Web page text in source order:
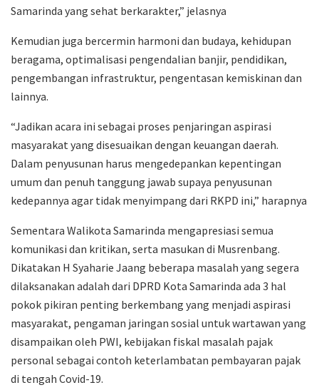
Samarinda yang sehat berkarakter,” jelasnya
Kemudian juga bercermin harmoni dan budaya, kehidupan
beragama, optimalisasi pengendalian banjir, pendidikan,
pengembangan infrastruktur, pengentasan kemiskinan dan
lainnya.
“Jadikan acara ini sebagai proses penjaringan aspirasi
masyarakat yang disesuaikan dengan keuangan daerah.
Dalam penyusunan harus mengedepankan kepentingan
umum dan penuh tanggung jawab supaya penyusunan
kedepannya agar tidak menyimpang dari RKPD ini,” harapnya
Sementara Walikota Samarinda mengapresiasi semua
komunikasi dan kritikan, serta masukan di Musrenbang.
Dikatakan H Syaharie Jaang beberapa masalah yang segera
dilaksanakan adalah dari DPRD Kota Samarinda ada 3 hal
pokok pikiran penting berkembang yang menjadi aspirasi
masyarakat, pengaman jaringan sosial untuk wartawan yang
disampaikan oleh PWI, kebijakan fiskal masalah pajak
personal sebagai contoh keterlambatan pembayaran pajak
di tengah Covid-19.